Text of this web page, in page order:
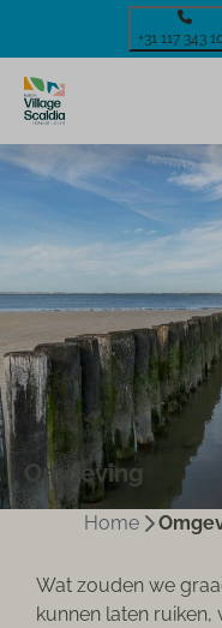
+31 117 343
Omgeving
Home
Wat zouden we
kunnen laten ruiken,